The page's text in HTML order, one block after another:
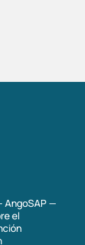
AngoSAP —
el